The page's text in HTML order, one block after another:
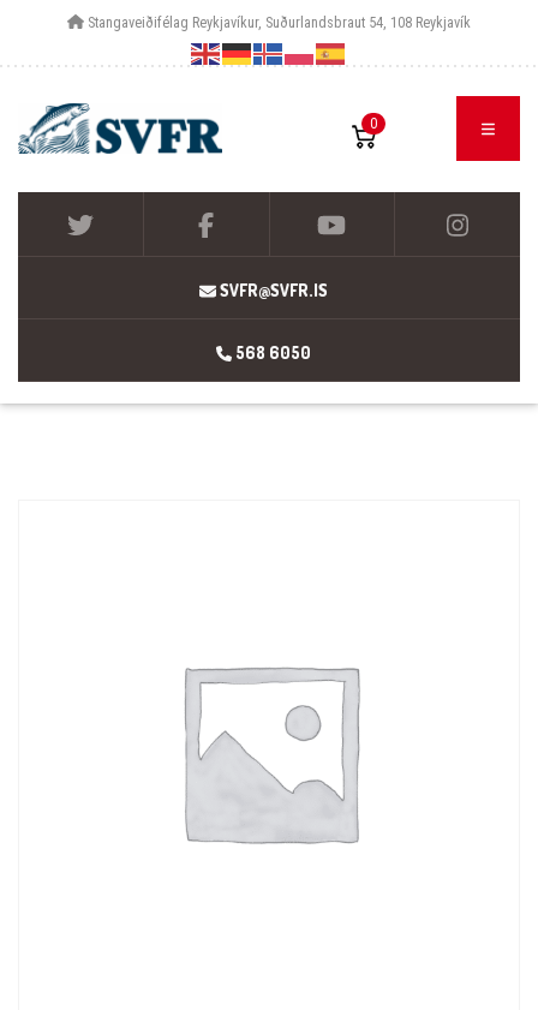
Stangaveiðifélag Reykjavíkur, Suðurlandsbraut 54, 108 Reykjavík
0
SVFR@SVFR.IS
568 6050